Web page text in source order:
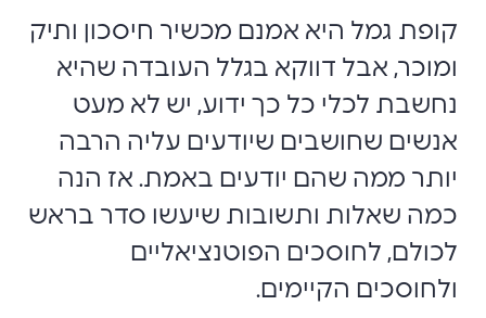
קופת גמל היא אמנם מכשיר חיסכון ותיק
ומוכר, אבל דווקא בגלל העובדה שהיא
נחשבת לכלי כל כך ידוע, יש לא מעט
אנשים שחושבים שיודעים עליה הרבה
יותר ממה שהם יודעים באמת. אז הנה
כמה שאלות ותשובות שיעשו סדר בראש
לכולם, לחוסכים הפוטנציאליים
ולחוסכים הקיימים.